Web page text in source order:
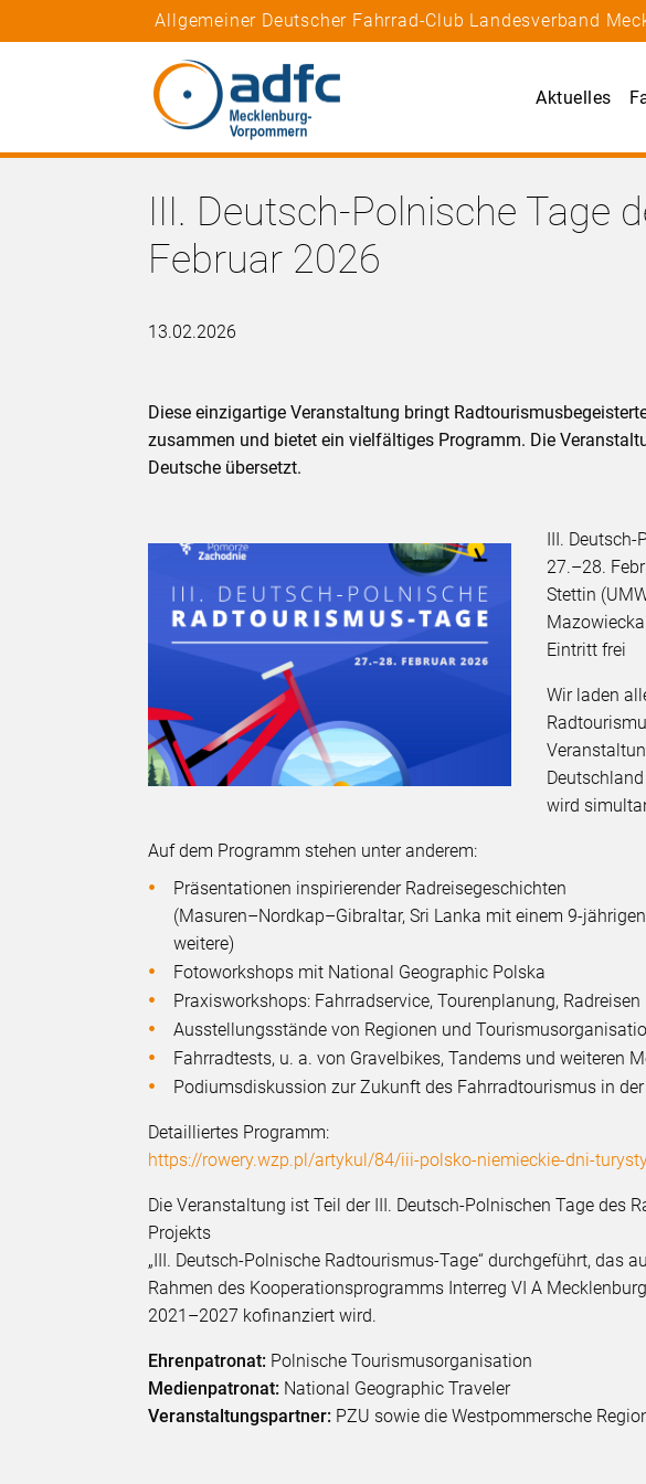
Allgemeiner Deutscher Fahrrad-Club Landesverband
Aktuelles
III. Deutsch-Polnische Tage
Februar 2026
13.02.2026
Diese einzigartige Veranstaltung bringt
zusammen und bietet ein vielfältiges Programm. Die
Deutsche übersetzt.
III.
27.–28.
Stettin
Eintritt frei
Wir laden
wird
Auf dem Programm stehen unter anderem:
Präsentationen inspirierender Radreisegeschichten
(Masuren–Nordkap–Gibraltar, Sri Lanka mit einem 9-
weitere)
Fotoworkshops mit National Geographic Polska
Praxisworkshops: Fahrradservice, Tourenplanung,
Ausstellungsstände von Regionen und
Fahrradtests, u. a. von Gravelbikes, Tandems und weiteren
Podiumsdiskussion zur Zukunft des Fahrradtourismus in
Detailliertes Programm:
https://rowery.wzp.pl/artykul/84/iii-polsko-niemieckie-dni-
Die Veranstaltung ist Teil der III. Deutsch-Polnischen Tage des
Projekts
„III. Deutsch-Polnische Radtourismus-Tage“ durchgeführt, das
Rahmen des Kooperationsprogramms Interreg VI A
2021–2027 kofinanziert wird.
Ehrenpatronat: Polnische Tourismusorganisation
Medienpatronat: National Geographic Traveler
Veranstaltungspartner: PZU sowie die Westpommersche